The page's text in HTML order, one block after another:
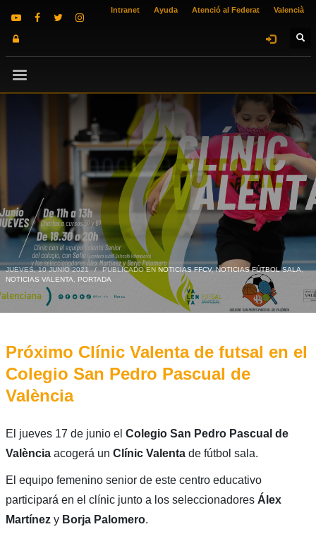
Intranet Ayuda Atenció al Federat Valencià
JUEVES, 10 JUNIO 2021 / PUBLICADO EN NOTICIAS FFCV,NOTICIAS FÚTBOL SALA,
NOTICIAS VALENTA
PORTADA
Próximo Clínic Valenta de futsal en el
Colegio San Pedro Pascual de
València
El jueves 17 de junio el Colegio San Pedro Pascual de
Valènciaacogerá un Clínic Valentade fútbol sala.
El equipo femenino senior de este centro educativo
participará en el clínic junto a los seleccionadores Álex
Martínez yBorja Palomero.